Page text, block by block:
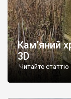
Кам’яний
3D
Читайте статтю